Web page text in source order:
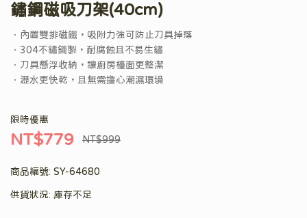
鏽鋼磁吸刀架(40cm)
．內置雙排磁鐵，吸附力強可防止刀具掉落
．304不鏽鋼製，耐腐蝕且不易生鏽
．刀具懸浮收納，讓廚房檯面更整潔
．瀝水更快乾，且無需擔心潮濕環境
限時優惠
NT$779 NT$999
商品編號: SY-64680
供貨狀況: 庫存不足